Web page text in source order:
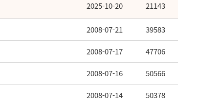
2025-10-20 21143
2008-07-21 39583
2008-07-17 47706
2008-07-16 50566
2008-07-14 50378